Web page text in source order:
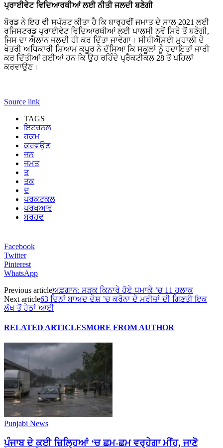
ਪ੍ਰਾਈਵੇਟ ਵਿਦਿਆਰਥੀਆਂ ਲਈ ਨੀਤੀ ਜਲਦੀ ਬਣੇਗੀ
ਬੋਰਡ ਨੇ ਇਹ ਵੀ ਸਪੱਸ਼ਟ ਕੀਤਾ ਹੈ ਕਿ ਬਾਰ੍ਹਵੀਂ ਜਮਾਤ ਦੇ ਸਾਲ 2021 ਲਈ
ਰਜਿਸਟਰਡ ਪ੍ਰਾਈਵੇਟ ਵਿਦਿਆਰਥੀਆਂ ਲਈ ਪਾਲਸੀ ਨਵੇਂ ਸਿਰੇ ਤੋਂ ਬਣੇਗੀ,
ਜਿਸ ਦਾ ਐਲਾਨ ਜਲਦੀ ਹੀ ਕਰ ਦਿੱਤਾ ਜਾਵੇਗਾ। ਸੀਬੀਐੱਸਈ ਮੁਹਾਲੀ ਦੇ
ਖੇਤਰੀ ਅਧਿਕਾਰੀ ਸ਼ਿਆਮ ਕਪੂਰ ਨੇ ਦੱਸਿਆ ਕਿ ਸਕੂਲਾਂ ਨੂੰ ਹਦਾਇਤਾਂ ਜਾਰੀ
ਕਰ ਦਿੱਤੀਆਂ ਗਈਆਂ ਹਨ ਕਿ ਉਹ ਰਹਿੰਦੇ ਪ੍ਰੈਕਟੀਕਲ 28 ਤੋਂ ਪਹਿਲਾਂ
ਕਰਵਾਉਣ।
Source link
TAGS
ਇਟਰਨਲ
ਹਕਮ
ਕਰਵਉਣ
ਜਨ
ਜਮਤ
ਤ
ਤਕ
ਦ
ਪਰਕਟਕਲ
ਪਰਖਆਵ
ਬਰਹਵ
Facebook
Twitter
Pinterest
WhatsApp
Previous articleਅਫ਼ਗਾਨ: ਸੜਕ ਕਿਨਾਰੇ ਹੋਏ ਧਮਾਕੇ ’ਚ 11 ਹਲਾਕ
Next article63 ਦਿਨਾਂ ਬਾਅਦ ਦੇਸ਼ ’ਚ ਕਰੋਨਾ ਦੇ ਮਰੀਜ਼ਾਂ ਦੀ ਗਿਣਤੀ ਇਕ
ਲੱਖ ਤੋਂ ਹੇਠਾਂ ਆਈ
RELATED ARTICLESMORE FROM AUTHOR
Punjabi News
ਪੰਜਾਬ ਦੇ ਕਈ ਜ਼ਿਲ੍ਹਿਆਂ ‘ਚ ਛਮ-ਛਮ ਵਰ੍ਹੇਗਾ ਮੀਂਹ, ਜਾਣੋ